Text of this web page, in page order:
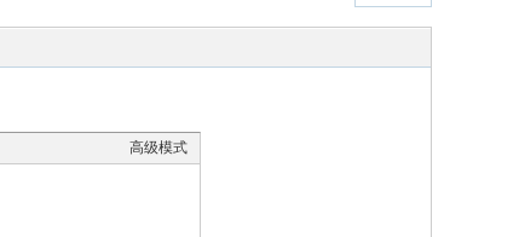
高级模式